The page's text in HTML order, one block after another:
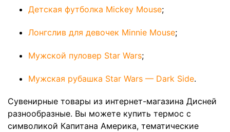
Детская футболка Mickey Mouse;
Лонгслив для девочек Minnie Mouse;
Мужской пуловер Star Wars;
Мужская рубашка Star Wars — Dark Side.
Сувенирные товары из интернет-магазина Дисней
разнообразные. Вы можете купить термос с
символикой Капитана Америка, тематические